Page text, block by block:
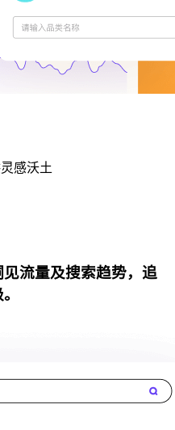
感沃土
流量及搜索趋势，追